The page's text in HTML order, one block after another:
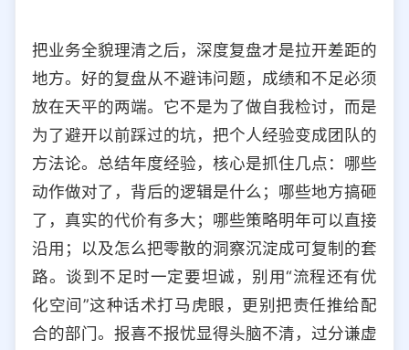
把业务全貌理清之后，深度复盘才是拉开差距的
地方。好的复盘从不避讳问题，成绩和不足必须
放在天平的两端。它不是为了做自我检讨，而是
为了避开以前踩过的坑，把个人经验变成团队的
方法论。总结年度经验，核心是抓住几点：哪些
动作做对了，背后的逻辑是什么；哪些地方搞砸
了，真实的代价有多大；哪些策略明年可以直接
沿用；以及怎么把零散的洞察沉淀成可复制的套
路。谈到不足时一定要坦诚，别用“流程还有优
化空间”这种话术打马虎眼，更别把责任推给配
合的部门。报喜不报忧显得头脑不清，过分谦虚